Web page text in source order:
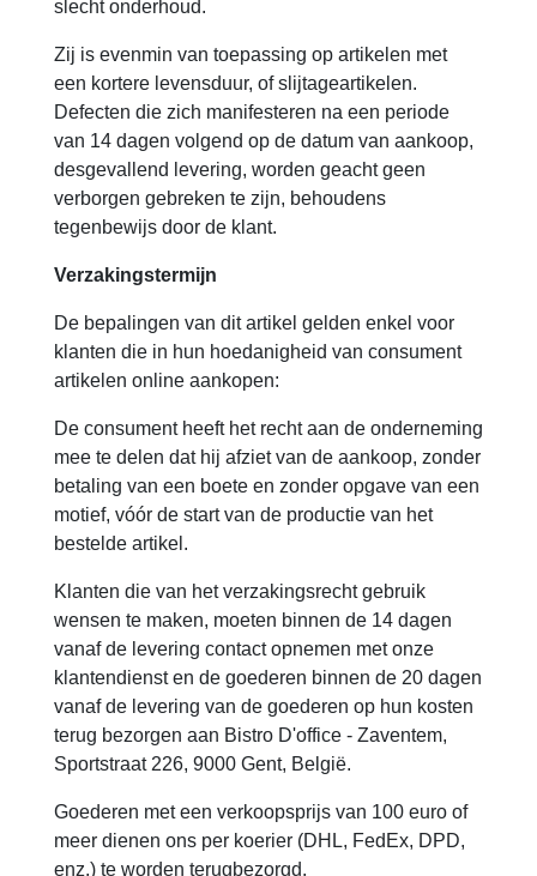
slecht onderhoud.
Zij is evenmin van toepassing op artikelen met
een kortere levensduur, of slijtageartikelen.
Defecten die zich manifesteren na een periode
van 14 dagen volgend op de datum van aankoop,
desgevallend levering, worden geacht geen
verborgen gebreken te zijn, behoudens
tegenbewijs door de klant.
Verzakingstermijn
De bepalingen van dit artikel gelden enkel voor
klanten die in hun hoedanigheid van consument
artikelen online aankopen:
De consument heeft het recht aan de onderneming
mee te delen dat hij afziet van de aankoop, zonder
betaling van een boete en zonder opgave van een
motief, vóór de start van de productie van het
bestelde artikel.
Klanten die van het verzakingsrecht gebruik
wensen te maken, moeten binnen de 14 dagen
vanaf de levering contact opnemen met onze
klantendienst en de goederen binnen de 20 dagen
vanaf de levering van de goederen op hun kosten
terug bezorgen aan Bistro D'office - Zaventem,
Sportstraat 226, 9000 Gent, België.
Goederen met een verkoopsprijs van 100 euro of
meer dienen ons per koerier (DHL, FedEx, DPD,
enz.) te worden terugbezorgd.